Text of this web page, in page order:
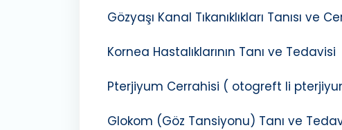
Gözyaşı Kanal Tıkanıklıkları Tanısı
Kornea Hastalıklarının Tanı ve Tedavisi
Pterjiyum Cerrahisi ( otogreft li
Glokom (Göz Tansiyonu) Tanı ve